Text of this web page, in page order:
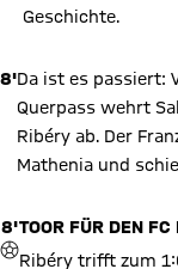
Geschichte.
8'Da ist es passiert:
Querpass wehrt
Ribéry ab. Der
Mathenia und
8'
TOR
TOOR FÜR DEN FC
Ribéry trifft zum